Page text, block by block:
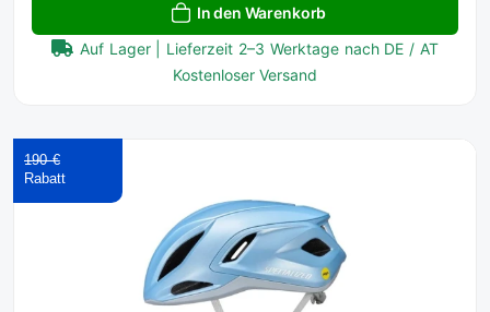
In den Warenkorb
Auf Lager | Lieferzeit 2–3 Werktage nach DE / AT
Kostenloser Versand
190 €